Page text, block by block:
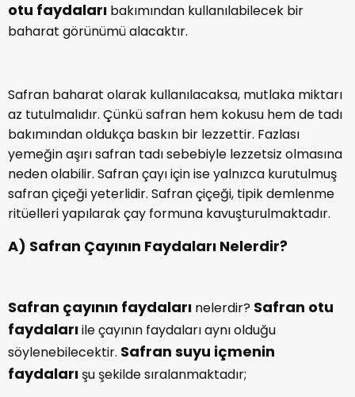
otu faydaları bakımından kullanılabilecek bir
baharat görünümü alacaktır.
Safran baharat olarak kullanılacaksa, mutlaka miktarı
az tutulmalıdır. Çünkü safran hem kokusu hem de tadı
bakımından oldukça baskın bir lezzettir. Fazlası
yemeğin aşırı safran tadı sebebiyle lezzetsiz olmasına
neden olabilir. Safran çayı için ise yalnızca kurutulmuş
safran çiçeği yeterlidir. Safran çiçeği, tipik demlenme
ritüelleri yapılarak çay formuna kavuşturulmaktadır.
A) Safran Çayının Faydaları Nelerdir?
Safran çayının faydaları nelerdir? Safran otu
faydalarıile çayının faydaları aynı olduğu
söylenebilecektir. Safran suyu içmenin
faydalarışu şekilde sıralanmaktadır;